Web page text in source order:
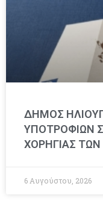
ΔΗΜΟΣ
ΥΠΟΤΡΟΦΙΩΝ
ΧΟΡΗΓΙΑΣ
6 Αυγούστου, 2026